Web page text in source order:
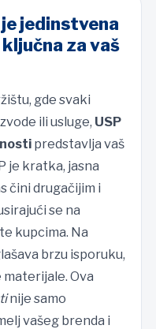
jedinstvena
za vaš
gde svaki
ili usluge, USP
predstavlja vaš
je kratka, jasna
čini drugačijim i
se na
kupcima. Na
brzu isporuku,
Ova
nije samo
vašeg brenda i